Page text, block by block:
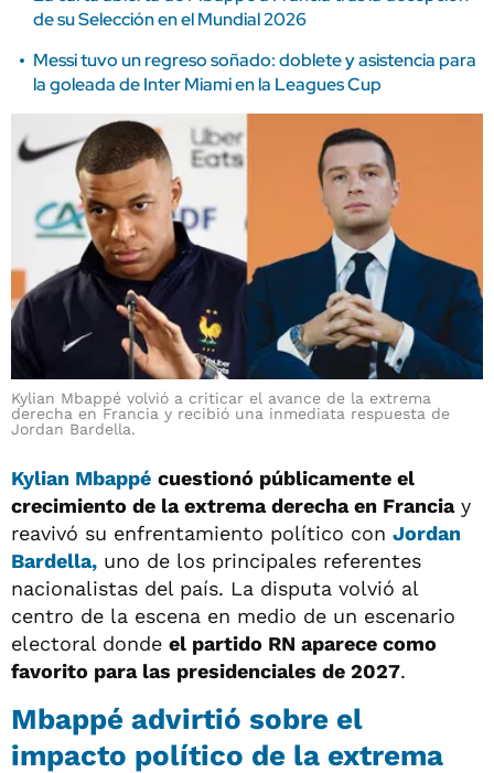
de su Selección en el Mundial 2026
Messi tuvo un regreso soñado: doblete y asistencia para
la goleada de Inter Miami en la Leagues Cup
Kylian Mbappé volvió a criticar el avance de la extrema
derecha en Francia y recibió una inmediata respuesta de
Jordan Bardella.
Kylian Mbappé cuestionó públicamente el
crecimiento de la extrema derecha en Franciay
reavivó su enfrentamiento político con Jordan
Bardella, uno de los principales referentes
nacionalistas del país. La disputa volvió al
centro de la escena en medio de un escenario
electoral donde el partido RN aparece como
favorito para las presidenciales de 2027.
Mbappé advirtió sobre el
impacto político de la extrema